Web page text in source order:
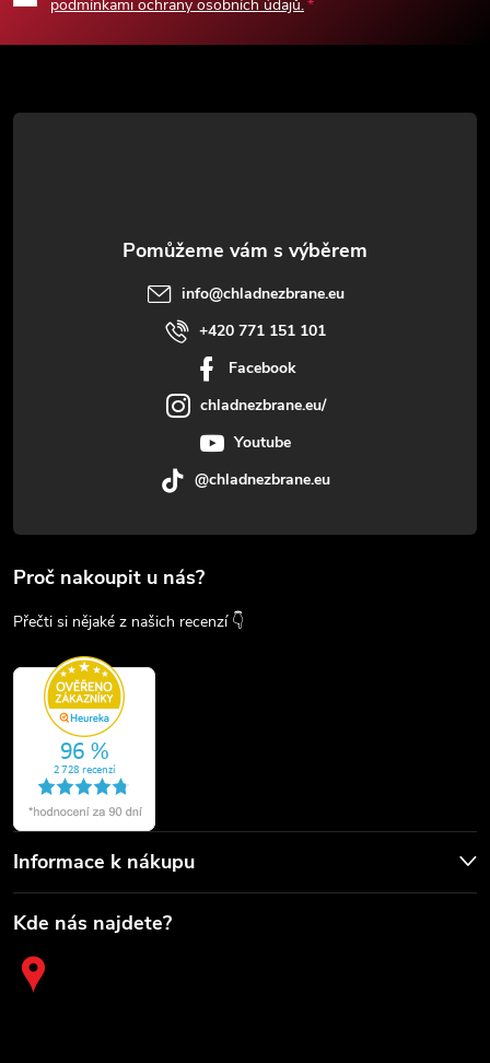
a
podmínkami ochrany osobních údajů.
info@chladnezbrane.eu
+420 771 151 101
Facebook
chladnezbrane.eu/
Youtube
@chladnezbrane.eu
Proč nakoupit u nás?
Přečti si nějaké z našich recenzí 👇
Informace k nákupu
Kde nás najdete?